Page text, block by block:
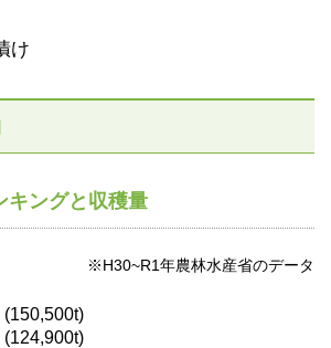
け
キングと収穫量
※H30~R1年農林水産省のデータ
(150,500t)
(124,900t)